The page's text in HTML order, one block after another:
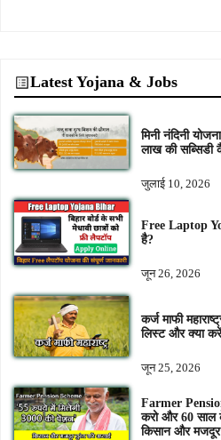
Latest Yojana & Jobs
मिनी नंदिनी
लाख की सब्सिडी
जुलाई 10, 2026
Free Laptop
है?
जून 26, 2026
कर्ज माफी
लिस्ट और क्या
जून 25, 2026
Farmer
करो और 60 साल
किसान और